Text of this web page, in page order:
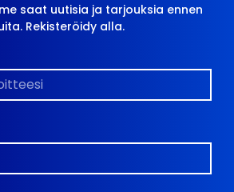
saat uutisia ja tarjouksia ennen
Rekisteröidy alla.